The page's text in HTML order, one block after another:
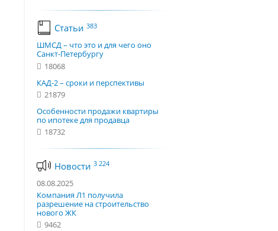
Статьи 383
ШМСД – что это и для чего оно
Санкт-Петербургу
18068
КАД-2 – сроки и перспективы
21879
Особенности продажи квартиры
по ипотеке для продавца
18732
Новости 3 224
08.08.2025
Компания Л1 получила
разрешение на строительство
нового ЖК
9462